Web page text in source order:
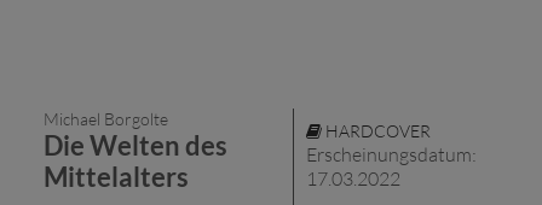
Michael Borgolte
Die Welten des
Mittelalters
HARDCOVER
Erscheinungsdatum:
17.03.2022